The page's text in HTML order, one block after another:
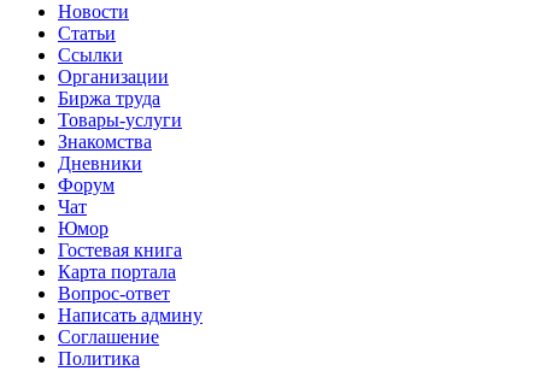
Новости
Статьи
Ссылки
Организации
Биржа труда
Товары-услуги
Знакомства
Дневники
Форум
Чат
Юмор
Гостевая книга
Карта портала
Вопрос-ответ
Написать админу
Соглашение
Политика